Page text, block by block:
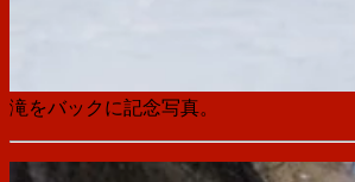
滝をバックに記念写真。